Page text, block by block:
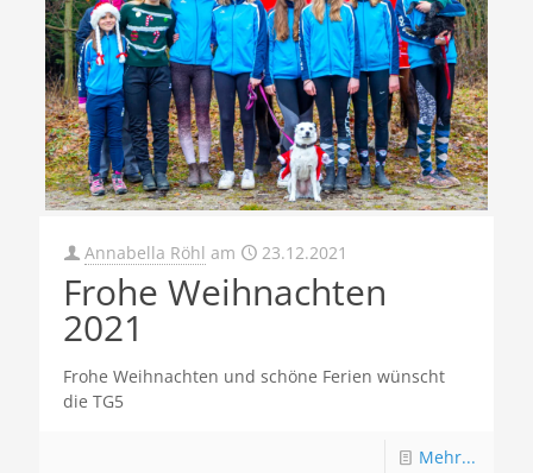
Annabella Röhl am 23.12.2021
Frohe Weihnachten
2021
Frohe Weihnachten und schöne Ferien wünscht
die TG5
Mehr...